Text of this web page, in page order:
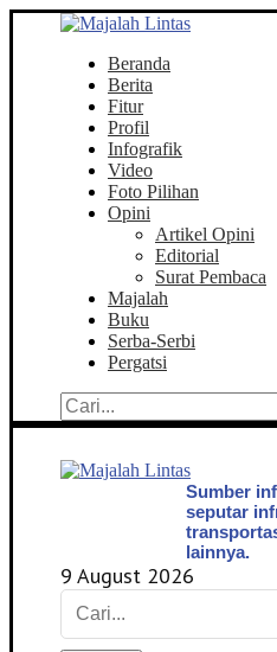
Beranda
Berita
Fitur
Profil
Infografik
Video
Foto Pilihan
Opini
Artikel Opini
Editorial
Surat Pembaca
Majalah
Buku
Serba-Serbi
Pergatsi
Sumber
seputar
lainnya.
9 August 2026